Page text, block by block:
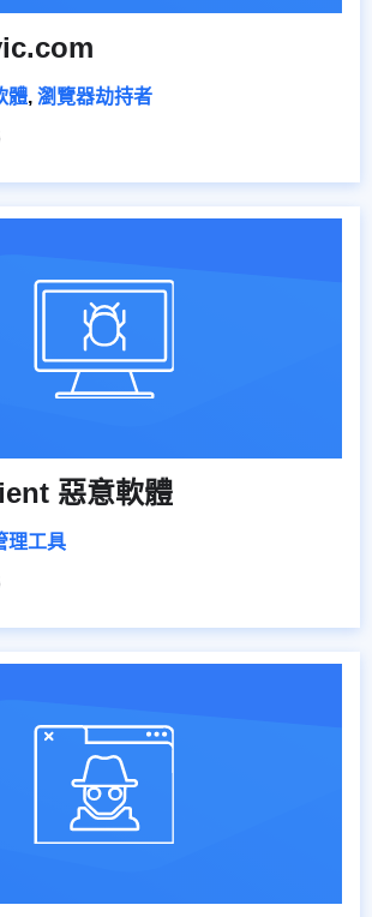
體, 瀏覽器劫持者
惡意軟體
理工具